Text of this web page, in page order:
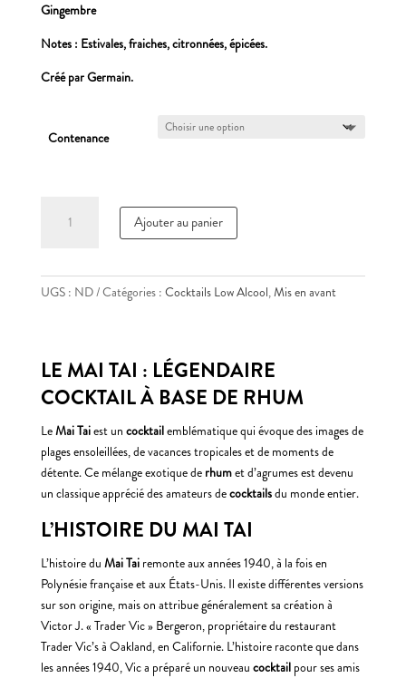
Gingembre
Notes : Estivales, fraiches, citronnées, épicées.
Créé par Germain.
Contenance
Ajouter au panier
UGS : ND Catégories : Cocktails Low Alcool,Mis en avant
LE MAI TAI : LÉGENDAIRE
COCKTAIL À BASE DE RHUM
LeMai Taiest un cocktailemblématique qui évoque des images de
plages ensoleillées, de vacances tropicales et de moments de
détente. Ce mélange exotique de rhumet d’agrumes est devenu
un classique apprécié des amateurs decocktailsdu monde entier.
L’HISTOIRE DU MAI TAI
L’histoire du Mai Tairemonte aux années 1940, à la fois en
Polynésie française et aux États-Unis. Il existe différentes versions
sur son origine, mais on attribue généralement sa création à
Victor J. « Trader Vic » Bergeron, propriétaire du restaurant
Trader Vic’s à Oakland, en Californie. L’histoire raconte que dans
les années 1940, Vic a préparé un nouveau cocktailpour ses amis